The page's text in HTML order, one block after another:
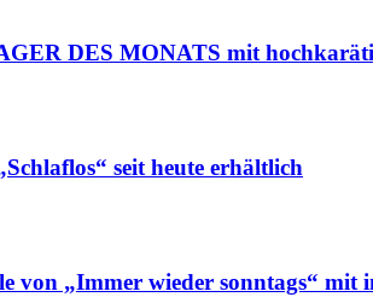
DES MONATS mit
seit heute erhältlich
von „Immer wieder sonntags“ mit